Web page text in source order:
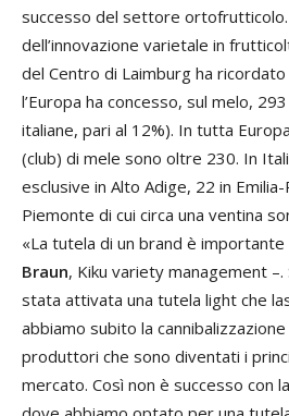
successo del settore ortofrutticolo.
dell’innovazione varietale in
del Centro di Laimburg ha
l’Europa ha concesso, sul melo,
italiane, pari al 12%). In tutta
(club) di mele sono oltre 230. In
esclusive in Alto Adige, 22 in
Piemonte di cui circa una ventina
«La tutela di un brand è
Braun, Kiku variety management –.
stata attivata una tutela light che
abbiamo subito la
produttori che sono diventati i
mercato. Così non è successo con